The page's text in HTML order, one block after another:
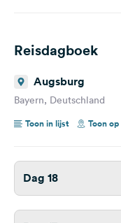
Reisdagboek
Augsburg
Bayern, Deutschland
Toon in lijst
Toon
Dag 18